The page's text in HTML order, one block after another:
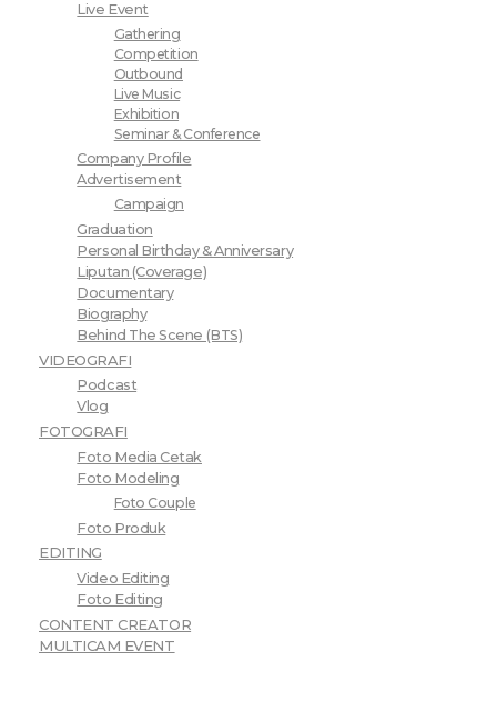
Live Event
Gathering
Competition
Outbound
Live Music
Exhibition
Seminar & Conference
Company Profile
Advertisement
Campaign
Graduation
Personal Birthday & Anniversary
Liputan (Coverage)
Documentary
Biography
Behind The Scene (BTS)
VIDEOGRAFI
Podcast
Vlog
FOTOGRAFI
Foto Media Cetak
Foto Modeling
Foto Couple
Foto Produk
EDITING
Video Editing
Foto Editing
CONTENT CREATOR
MULTICAM EVENT